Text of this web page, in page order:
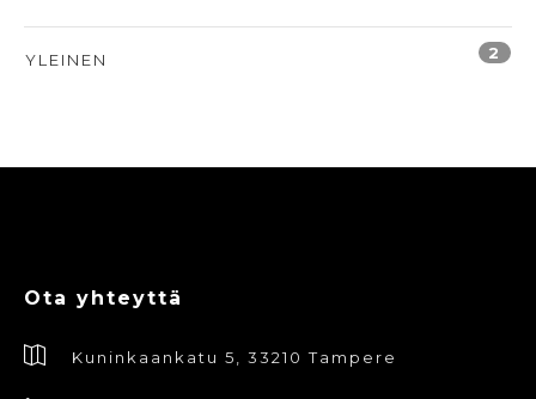
YLEINEN 2
Ota yhteyttä
Kuninkaankatu 5, 33210 Tampere